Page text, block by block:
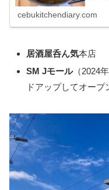
cebukitchendiary.com
居酒屋呑ん気本店
SM Jモール（2024
ドアップしてオープ